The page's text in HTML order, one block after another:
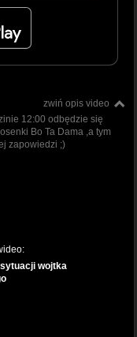
zwiń opis video
12:00 odbędzie się
Bo Ta Dama ,a tym
zapowiedzi ;)
wojtka